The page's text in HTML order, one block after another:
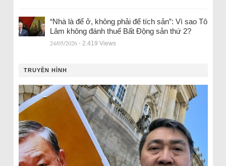
“Nhà là để ở, không phải để tích sản”: Vì sao Tô
Lâm không đánh thuế Bất Động sản thứ 2?
24/05/2026 - 2.419 Views
TRUYỀN HÌNH